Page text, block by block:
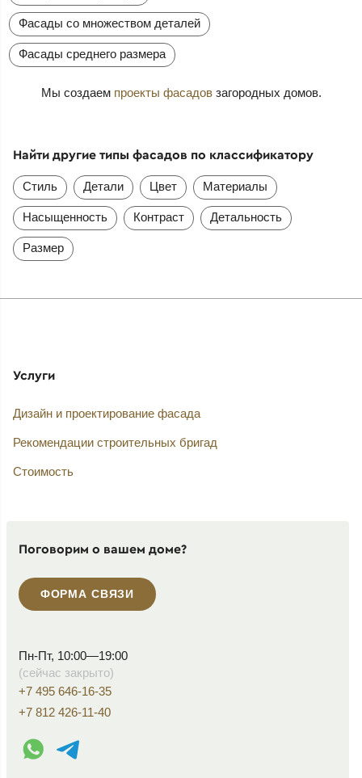
Фасады со множеством деталей
Фасады среднего размера
Мы создаем проекты фасадовзагородных домов.
Найти другие типы фасадов по классификатору
Стиль Детали Цвет Материалы
Насыщенность Контраст Детальность
Размер
Услуги
Дизайн и проектирование фасада
Рекомендации строительных бригад
Стоимость
Поговорим о вашем доме?
ФОРМА СВЯЗИ
Пн-Пт, 10:00—19:00
(сейчас закрыто)
+7 495 646-16-35
+7 812 426-11-40
WhatsApp контакт
Telegram контакт